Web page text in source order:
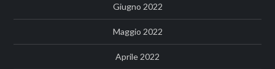
Giugno 2022
Maggio 2022
Aprile 2022